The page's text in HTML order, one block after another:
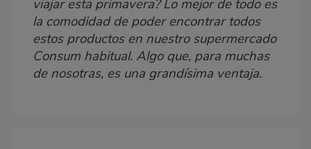
viajar esta primavera? Lo mejor de todo es
la comodidad de poder encontrar todos
estos productos en nuestro supermercado
Consum habitual. Algo que, para muchas
de nosotras, es una grandísima ventaja.